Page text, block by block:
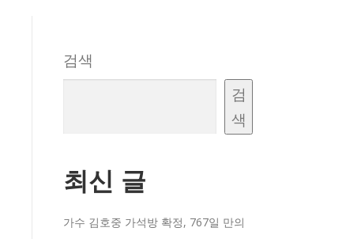
검색
검
색
최신 글
가수 김호중 가석방 확정, 767일 만의